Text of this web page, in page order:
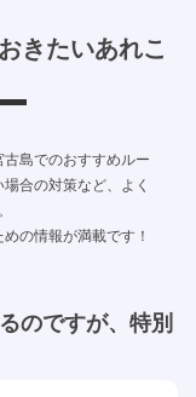
きたいあれこ
島でのおすすめルー
合の対策など、よく
の情報が満載です！
のですが、特別